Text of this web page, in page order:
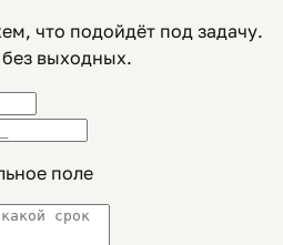
что подойдёт под задачу.
выходных.
поле